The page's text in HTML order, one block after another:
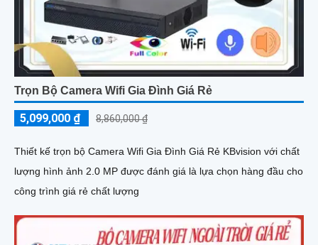
Trọn Bộ Camera Wifi Gia Đình Giá Rẻ
5,099,000 ₫ 8,860,000 ₫
Thiết kế trọn bộ Camera Wifi Gia Đình Giá Rẻ KBvision với chất
lượng hình ảnh 2.0 MP được đánh giá là lựa chọn hàng đầu cho
công trình giá rẻ chất lượng